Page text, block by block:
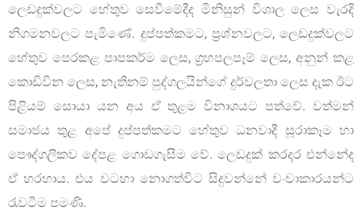
ලෙඩදුක්වලට හේතුව සෙවීමේදීද මිනිසුන් විශාල ලෙස වැරදි
නිගමනවලට පැමිණේ. දුප්පත්කමට, ප්‍රශ්නවලට, ලෙඩදුක්වලට
හේතුව පෙරකළ පාපකර්ම ලෙස, ග්‍රහපලපෑම් ලෙස, අනුන් කළ
කොඩිවින ලෙස, නැතිනම් පුද්ගලයින්ගේ දුර්වලතා ලෙස දැක ඊට
පිළියම් සොයා යන අය ඒ තුළම විනාශයට පත්වේ. වත්මන්
සමාජය තුළ අපේ දුප්පත්කමට හේතුව ධනවාදී සූරාකෑම හා
පෞද්ගලිකව දේපළ ගොඩගැසීම වේ. ලෙඩදුක් කරදර එන්නේද
ඒ හරහාය. එය වටහා නොගත්විට සිදුවන්නේ වංචාකාරයන්ට
රැවටීම පමණි.